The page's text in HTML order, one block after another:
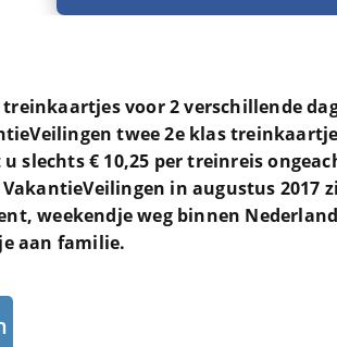
treinkaartjes voor 2 verschillende
twee 2e klas
u slechts € 10,25 per treinreis
in augustus 2017
weekendje weg binnen
aan familie.